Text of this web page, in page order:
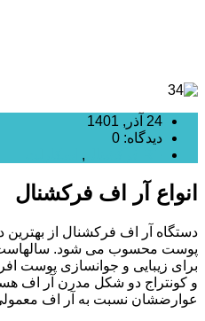
24 آذر, 1401
دیدگاه: 0
,
انواع آر اف فرکشنال
دستگاه آر اف فرکشنال از
پوست محسوب می شود. سالهاست
برای زیبایی و جوانسازی پوست
و کونتراج دو شکل مدرن آر اف
عوارضشان نسبت به آر اف